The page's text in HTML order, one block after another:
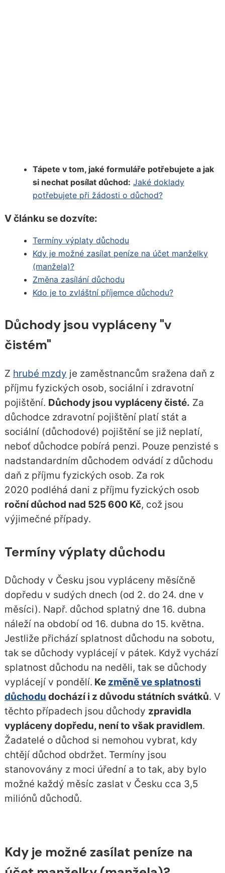
Tápete v tom, jaké formuláře potřebujete a jak
si nechat posílat důchod: Jaké doklady
potřebujete při žádosti o důchod?
V článku se dozvíte:
Termíny výplaty důchodu
Kdy je možné zasílat peníze na účet manželky
(manžela)?
Změna zasílání důchodu
Kdo je to zvláštní příjemce důchodu?
Důchody jsou vypláceny "v
čistém"
Z hrubé mzdy je zaměstnancům sražena daň z
příjmu fyzických osob, sociální i zdravotní
pojištění. Důchody jsou vypláceny čisté. Za
důchodce zdravotní pojištění platí stát a
sociální (důchodové) pojištění se již neplatí,
neboť důchodce pobírá penzi. Pouze penzisté s
nadstandardním důchodem odvádí z důchodu
daň z příjmu fyzických osob. Za rok
2020 podléhá dani z příjmu fyzických osob
roční důchod nad 525 600 Kč, což jsou
výjimečné případy.
Termíny výplaty důchodu
Důchody v Česku jsou vypláceny měsíčně
dopředu v sudých dnech (od 2. do 24. dne v
měsíci). Např. důchod splatný dne 16. dubna
náleží na období od 16. dubna do 15. května.
Jestliže přichází splatnost důchodu na sobotu,
tak se důchody vyplácejí v pátek. Když vychází
splatnost důchodu na neděli, tak se důchody
vyplácejí v pondělí. Ke změně ve splatnosti
důchodu dochází i z důvodu státních svátků. V
těchto případech jsou důchody zpravidla
vypláceny dopředu, není to však pravidlem.
Žadatelé o důchod si nemohou vybrat, kdy
chtějí důchod obdržet. Termíny jsou
stanovovány z moci úřední a to tak, aby bylo
možné každý měsíc zaslat v Česku cca 3,5
miliónů důchodů.
Kdy je možné zasílat peníze na